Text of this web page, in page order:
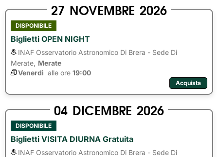
27 NOVEMBRE 2026
DISPONIBILE
Biglietti OPEN NIGHT
INAF Osservatorio Astronomico Di Brera - Sede Di
Merate, Merate
Venerdì alle ore 19:00
Acquista
04 DICEMBRE 2026
DISPONIBILE
Biglietti VISITA DIURNA Gratuita
INAF Osservatorio Astronomico Di Brera - Sede Di